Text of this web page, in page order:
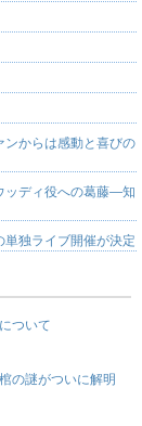
ンからは感動と喜びの
ッディ役への葛藤―知
独ライブ開催が決定
ついて
の謎がついに解明